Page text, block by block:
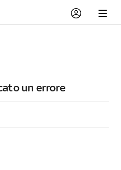
un errore